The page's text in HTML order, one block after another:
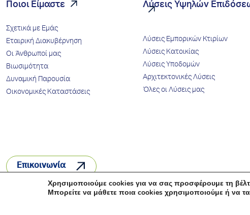
Ποιοι Είμαστε
Σχετικά με Εμάς
Εταιρική Διακυβέρνηση
Οι Άνθρωποί μας
Βιωσιμότητα
Δυναμική Παρουσία
Οικονομικές Καταστάσεις
Λύσεις Υψηλών
Λύσεις Εμπορικών Κτιρίων
Λύσεις Κατοικίας
Λύσεις Υποδομών
Αρχιτεκτονικές Λύσεις
Όλες οι Λύσεις μας
Επικοινωνία
Χρησιμοποιούμε cookies για να σας προσφέρουμε τη
Μπορείτε να μάθετε ποια cookies χρησιμοποιούμε ή να